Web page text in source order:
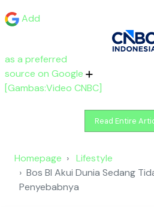
Add
as a preferred
source on Google
[Gambas:Video CNBC]
Read Entire
Homepage
Lifestyle
Bos BI Akui Dunia Sedang
Penyebabnya